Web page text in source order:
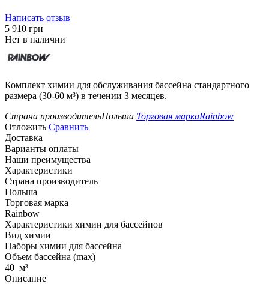
Написать отзыв
‍5 910‍ грн
Нет в наличии
Комплект химии для обслуживания бассейна стандартного
размера (30-60 м³) в течении 3 месяцев.
Страна производительПольша Торговая маркаRainbow
Отложить Сравнить
Доставка
Варианты оплаты
Наши преимущества
Характеристики
Страна производитель
Польша
Торговая марка
Rainbow
Характеристики химии для бассейнов
Вид химии
Наборы химии для бассейна
Объем бассейна (max)
40 м³
Описание